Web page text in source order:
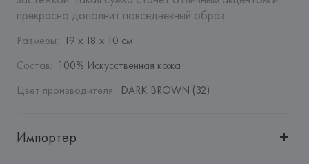
прекрасно дополнит повседневный образ.
Размеры: 19 x 18 x 10 см
Состав: 100% Искусственная кожа
Цвет производителя: DARK BROWN (32)
Импортер